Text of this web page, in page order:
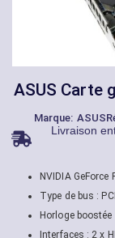
ASUS Carte
Marque: ASUS
Livraison
NVIDIA
Type de bus :
Horloge
Interfaces : 2 x